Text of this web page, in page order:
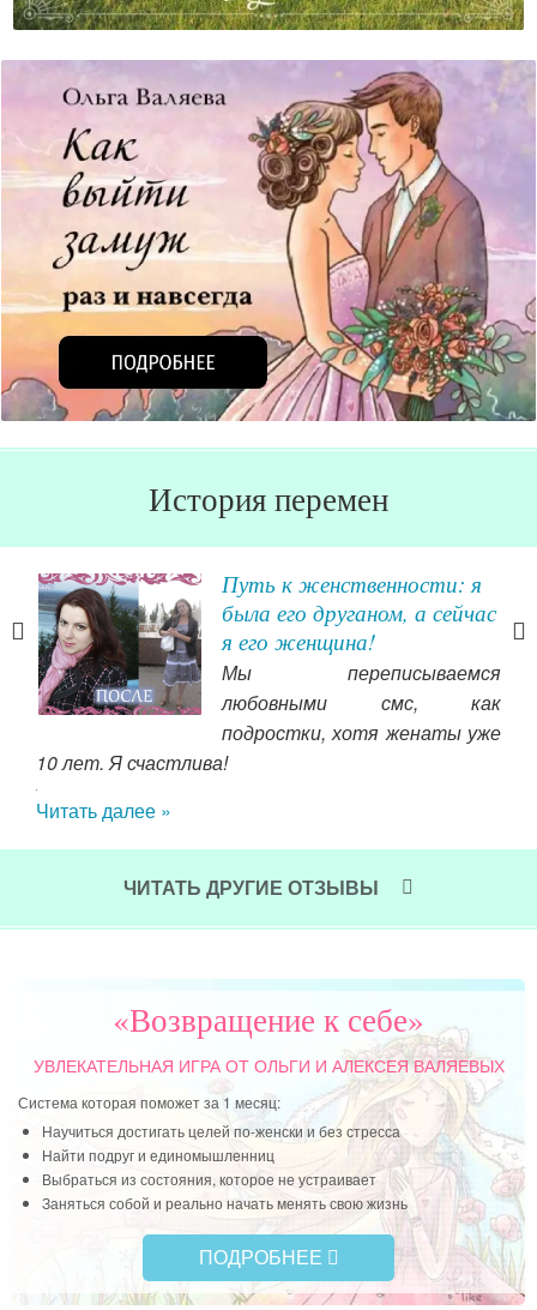
Мифы О Женственности. Часть 1.
История перемен
Путь к женственности: я
была его друганом, а сейчас
я его женщина!
Мы переписываемся
любовными смс, как
подростки, хотя женаты уже
10 лет. Я счастлива!
Читать далее »
ЧИТАТЬ ДРУГИЕ ОТЗЫВЫ
«Возвращение к себе»
УВЛЕКАТЕЛЬНАЯ ИГРАОТ ОЛЬГИ И АЛЕКСЕЯ ВАЛЯЕВЫХ
Система которая поможет за 1 месяц:
Научиться достигать целей по-женски и без стресса
Найти подруг и единомышленниц
Выбраться из состояния, которое не устраивает
Заняться собой и реально начать менять свою жизнь
ПОДРОБНЕЕ